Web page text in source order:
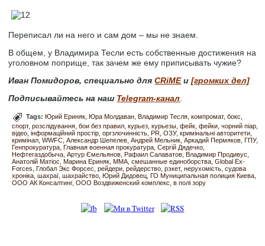
Переписал ли на него и сам дом – мы не знаем.
В общем, у Владимира Тесли есть собственные достижения на
уголовном поприще, так зачем же ему приписывать чужие?
Иван Помидоров, специально для CRiME и [громких дел]
Подписывайтесь на наш Telegram-канал
Tags:Юрий Ериняк Юра Молдаван Владимир Тесля компромат бокс
спорт розслідування бои без правил курьез курьезы фейк фейки чорний піар
відео інформаційний простір оргзлочинність PR ОЗУ кримінальні авторитети
кримінал WWFC Александр Шепелев Андрей Мельник Аркадий Пермяков ГПУ
Генпрокуратура Главная военная прокуратура Сергій Дядечко
Нефтегаздобыча Артур Ємельянов Рафаил Салаватов Владимир Продивус
Анатолій Матіос
Марина Ериняк MMA смешанные единоборства Global Ex-
Forces
Глобал Экс Форсес рейдери рейдерство рэкет нерухомість судова
хроніка шахраї шахрайство Юрий Дидовец ГО Муниципальная полиция Киева
ООО АК Консалтинг ООО Воздвиженский комплекс в полі зору